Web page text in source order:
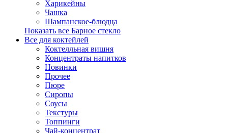
Харикейны
Чашка
Шампанское-блюдца
Показать все Барное стекло
Все для коктейлей
Коктелльная вишня
Концентраты напитков
Новинки
Прочее
Пюре
Сиропы
Соусы
Текстуры
Топпинги
Чай-концентрат